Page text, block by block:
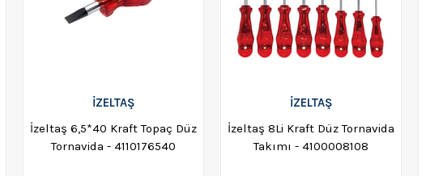
İZELTAŞ
İzeltaş 6,5*40 Kraft Topaç Düz
Tornavida - 4110176540
İZELTAŞ
İzeltaş 8Li Kraft Düz Tornavida
Takımı - 4100008108